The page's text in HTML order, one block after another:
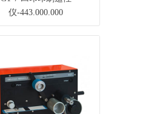
仪-443.000.000